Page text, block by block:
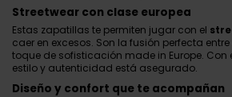
Streetwear con clase europea
Estas zapatillas te permiten jugar con el
caer en excesos. Son la fusión perfecta
toque de sofisticación made in Europe. Con
estilo y autenticidad está asegurado.
Diseño y confort que te acompañan